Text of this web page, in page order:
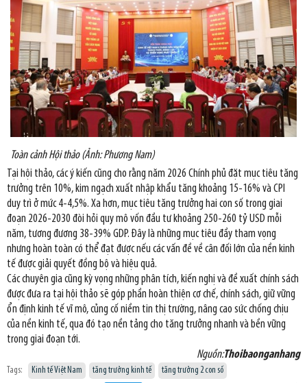
Toàn cảnh Hội thảo (Ảnh: Phương Nam)
Tại hội thảo, các ý kiến cũng cho rằng năm 2026 Chính phủ đặt mục tiêu tăng
trưởng trên 10%, kim ngạch xuất nhập khẩu tăng khoảng 15-16% và CPI
duy trì ở mức 4-4,5%. Xa hơn, mục tiêu tăng trưởng hai con số trong giai
đoạn 2026-2030 đòi hỏi quy mô vốn đầu tư khoảng 250-260 tỷ USD mỗi
năm, tương đương 38-39% GDP. Đây là những mục tiêu đầy tham vọng
nhưng hoàn toàn có thể đạt được nếu các vấn đề về cân đối lớn của nền kinh
tế được giải quyết đồng bộ và hiệu quả.
Các chuyên gia cũng kỳ vọng những phân tích, kiến nghị và đề xuất chính sách
được đưa ra tại hội thảo sẽ góp phần hoàn thiện cơ chế, chính sách, giữ vững
ổn định kinh tế vĩ mô, củng cố niềm tin thị trường, nâng cao sức chống chịu
của nền kinh tế, qua đó tạo nền tảng cho tăng trưởng nhanh và bền vững
trong giai đoạn tới.
Nguồn:Thoibaonganhang
Tags: Kinh tế Việt Nam tăng trưởng kinh tế tăng trưởng 2 con số